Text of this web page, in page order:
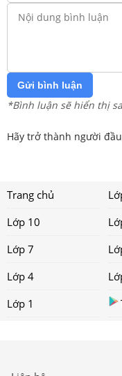
Gửi bình luận
*Bình luận sẽ hiển thị
Hãy trở thành người
Trang chủ
Lớp 10
Lớp 7
Lớp 4
Lớp 1